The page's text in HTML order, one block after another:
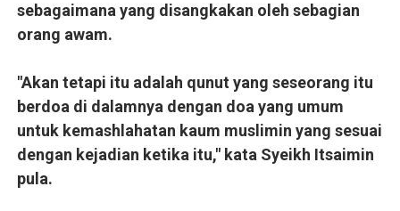
sebagaimana yang disangkakan oleh sebagian
orang awam.
"Akan tetapi itu adalah qunut yang seseorang itu
berdoa di dalamnya dengan doa yang umum
untuk kemashlahatan kaum muslimin yang sesuai
dengan kejadian ketika itu," kata Syeikh Itsaimin
pula.